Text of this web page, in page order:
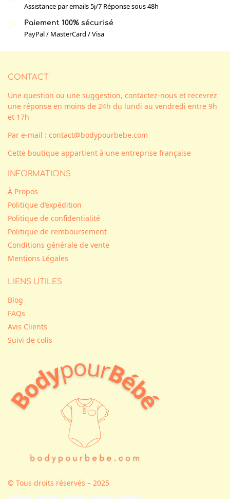
Assistance par emails 5j/7 Réponse sous 48h
Paiement 100% sécurisé
PayPal / MasterCard / Visa
CONTACT
Une question ou une suggestion, contactez-nous et recevrez
une réponse en moins de 24h du lundi au vendredi entre 9h
et 17h
Par e-mail : contact@bodypourbebe.com
Cette boutique appartient à une entreprise française
INFORMATIONS
À Propos
Politique d’expédition
Politique de confidentialité
Politique de remboursement
Conditions générale de vente
Mentions Légales
LIENS UTILES
Blog
FAQs
Avis Clients
Suivi de colis
© Tous droits réservés – 2025